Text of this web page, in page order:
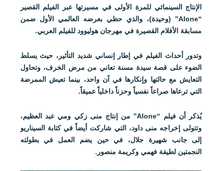
الإنتاج السينمائي للمرة الأولى في مسيرتها عبر الفيلم القصير
“Alone” (وحيدة)، والذي حظي بعرضه العالمي الأول ضمن
مسابقة الأفلام القصيرة في مهرجان هوليوود للفيلم العربي.
وتدور أحداث الفيلم في إطار إنساني شديد التأثير، حيث يسلط
الضوء على قصة سيدة مسنة تعاني من مرض الخرف، وتحاول
التعايش مع حالتها وإنكارها في آن واحد، بينما تعيش الممرضة
التي ترعاها صراعاً نفسياً وحزناً داخلياً عميقاً.
يُذكر أن فيلم “Alone” من إنتاج منى زكي ومي عبد العظيم،
وتتولى إخراجه منى داود، التي شاركت أيضاً في كتابة السيناريو
إلى جانب شهيرة جلال، في حين يضم العمل في بطولته
النجمتين لطيفة فهمي وكريمة منصور.